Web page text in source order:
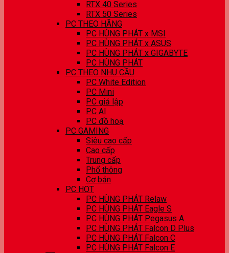
RTX 40 Series
RTX 50 Series
PC THEO HÃNG
PC HÙNG PHÁT x MSI
PC HÙNG PHÁT x ASUS
PC HÙNG PHÁT x GIGABYTE
PC HÙNG PHÁT
PC THEO NHU CẦU
PC White Edition
PC Mini
PC giả lập
PC AI
PC đồ hoạ
PC GAMING
Siêu cao cấp
Cao cấp
Trung cấp
Phổ thông
Cơ bản
PC HOT
PC HÙNG PHÁT Relaw
PC HÙNG PHÁT Eagle S
PC HÙNG PHÁT Pegasus A
PC HÙNG PHÁT Falcon D Plus
PC HÙNG PHÁT Falcon C
PC HÙNG PHÁT Falcon E